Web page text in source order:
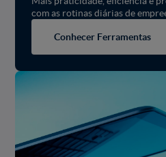
com as rotinas diárias de
Conhecer Ferramentas